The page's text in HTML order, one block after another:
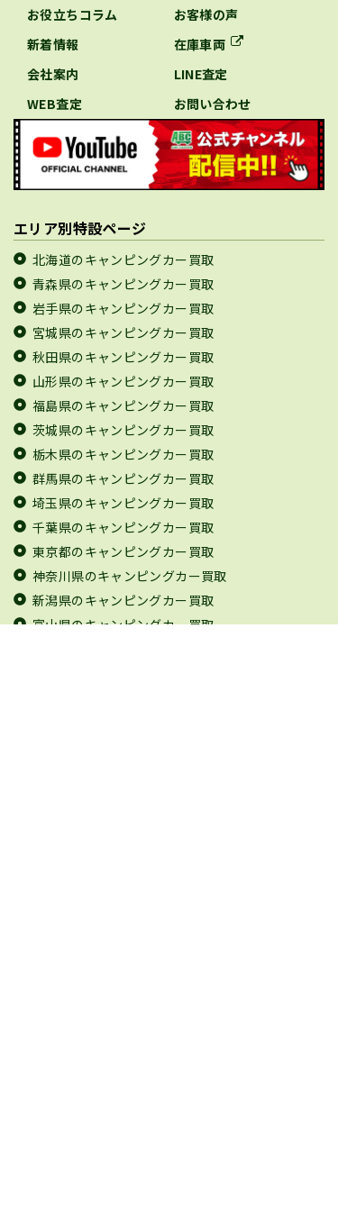
お役立ちコラム
お客様の声
新着情報
在庫車両
会社案内
LINE査定
WEB査定
お問い合わせ
エリア別特設ページ
北海道のキャンピングカー買取
青森県のキャンピングカー買取
岩手県のキャンピングカー買取
宮城県のキャンピングカー買取
秋田県のキャンピングカー買取
山形県のキャンピングカー買取
福島県のキャンピングカー買取
茨城県のキャンピングカー買取
栃木県のキャンピングカー買取
群馬県のキャンピングカー買取
埼玉県のキャンピングカー買取
千葉県のキャンピングカー買取
東京都のキャンピングカー買取
神奈川県のキャンピングカー買取
新潟県のキャンピングカー買取
富山県のキャンピングカー買取